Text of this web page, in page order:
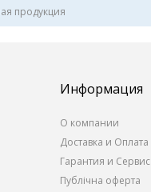
продукция
Информация
О компании
Доставка и Оплата
Гарантия и Сервис
Публічна оферта